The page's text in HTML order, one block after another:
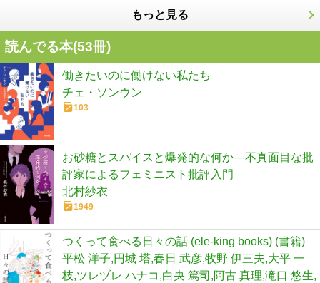
もっと見る
読んでる本(53冊)
働きたいのに働けない私たち
チェ・ソンウン
103
お砂糖とスパイスと爆発的な何か—不真面目な批
評家によるフェミニスト批評入門
北村紗衣
1949
つくって食べる日々の話 (ele-king books) (書籍)
平松 洋子,円城 塔,春日 武彦,牧野 伊三夫,大平 一
枝,ツレヅレ ハナコ,白央 篤司,阿古 真理,滝口 悠生,